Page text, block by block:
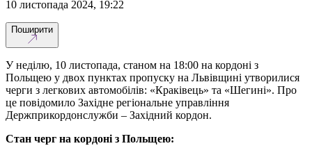
10 листопада 2024, 19:22
Поширити
У неділю, 10 листопада, станом на 18:00 на кордоні з
Польщею у двох пунктах пропуску на Львівщині утворилися
черги з легкових автомобілів: «Краківець» та «Шегині». Про
це повідомило Західне регіональне управління
Держприкордонслужби – Західний кордон.
Стан черг на кордоні з Польщею: